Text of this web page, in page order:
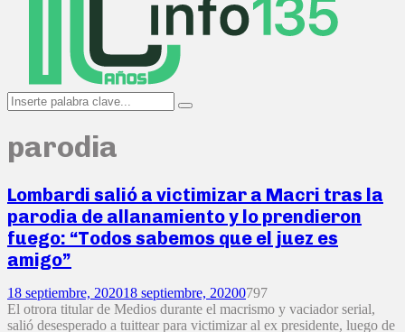
Search
for:
Search
parodia
Lombardi salió a victimizar a Macri tras la
parodia de allanamiento y lo prendieron
fuego: “Todos sabemos que el juez es
amigo”
18 septiembre, 202018 septiembre, 20200797
El otrora titular de Medios durante el macrismo y vaciador serial,
salió desesperado a tuittear para victimizar al ex presidente, luego de